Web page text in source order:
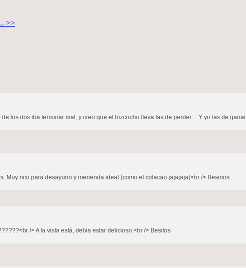
>>
los dos iba terminar mal, y creo que el bizcocho lleva las de perder.... Y yo las de
Muy rico para desayuno y merienda ideal (como el colacao jajajaja)<br /> Besinos
/> A la vista está, debia estar delicioso.<br /> Besitos